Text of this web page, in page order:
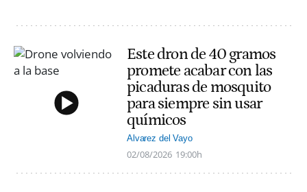
Este dron de 40 gramos
promete acabar con las
picaduras de mosquito
para siempre sin usar
químicos
Alvarez del Vayo
02/08/2026 19:00h